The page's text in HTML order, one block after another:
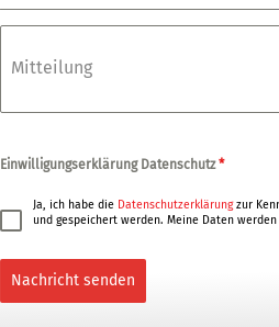
Mitteilung
Einwilligungserklärung Datenschutz*
Ja, ich habe die Datenschutzerklärungzur
und gespeichert werden. Meine Daten
Nachricht senden